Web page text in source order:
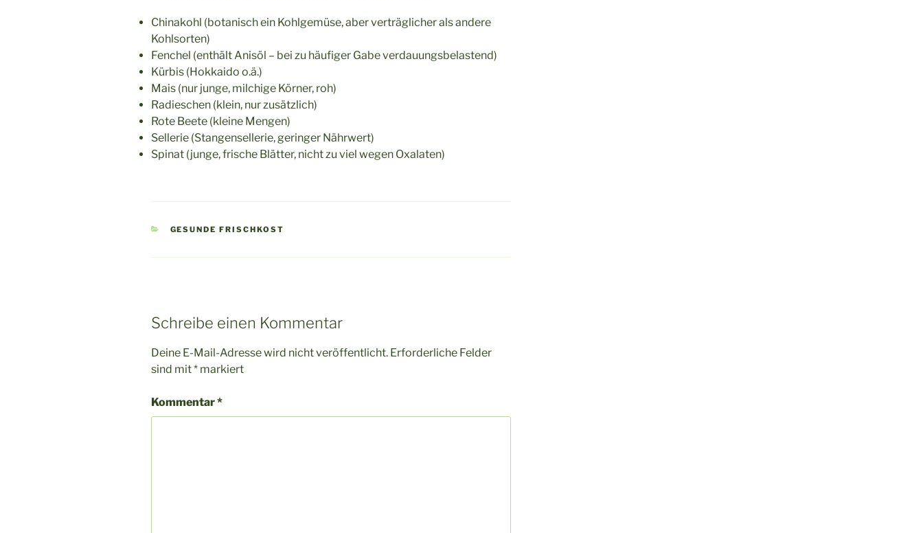
Chinakohl (botanisch ein Kohlgemüse, aber verträglicher als andere
Kohlsorten)
Fenchel (enthält Anisöl – bei zu häufiger Gabe verdauungsbelastend)
Kürbis (Hokkaido o.ä.)
Mais (nur junge, milchige Körner, roh)
Radieschen (klein, nur zusätzlich)
Rote Beete (kleine Mengen)
Sellerie (Stangensellerie, geringer Nährwert)
Spinat (junge, frische Blätter, nicht zu viel wegen Oxalaten)
KATEGORIEN
GESUNDE FRISCHKOST
Schreibe einen Kommentar
Deine E-Mail-Adresse wird nicht veröffentlicht. Erforderliche Felder
sind mit* markiert
Kommentar*